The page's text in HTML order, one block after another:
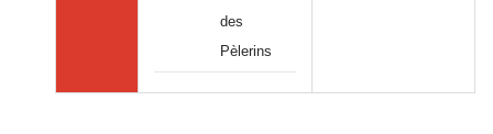
des
Pèlerins